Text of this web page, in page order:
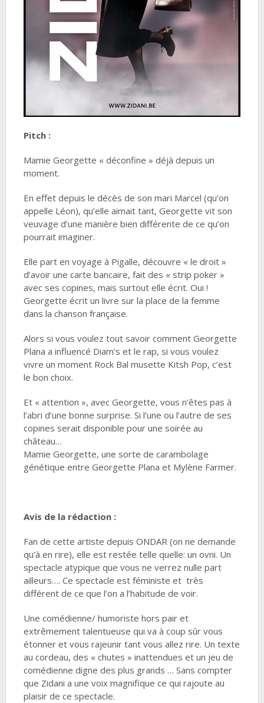
Pitch :
Mamie Georgette « déconfine » déjà depuis un
moment.
En effet depuis le décès de son mari Marcel (qu’on
appelle Léon), qu’elle aimait tant, Georgette vit son
veuvage d’une manière bien différente de ce qu’on
pourrait imaginer.
Elle part en voyage à Pigalle, découvre « le droit »
d’avoir une carte bancaire, fait des « strip poker »
avec ses copines, mais surtout elle écrit. Oui !
Georgette écrit un livre sur la place de la femme
dans la chanson française.
Alors si vous voulez tout savoir comment Georgette
Plana a influencé Diam’s et le rap, si vous voulez
vivre un moment Rock Bal musette Kitsh Pop, c’est
le bon choix.
Et « attention », avec Georgette, vous n’êtes pas à
l’abri d’une bonne surprise. Si l’une ou l’autre de ses
copines serait disponible pour une soirée au
château…
Mamie Georgette, une sorte de carambolage
génétique entre Georgette Plana et Mylène Farmer.
Avis de la rédaction :
Fan de cette artiste depuis ONDAR (on ne demande
qu’à en rire), elle est restée telle quelle: un ovni. Un
spectacle atypique que vous ne verrez nulle part
ailleurs…. Ce spectacle est féministe et très
différent de ce que l’on a l’habitude de voir.
Une comédienne/ humoriste hors pair et
extrêmement talentueuse qui va à coup sûr vous
étonner et vous rajeunir tant vous allez rire. Un texte
au cordeau, des « chutes » inattendues et un jeu de
comédienne digne des plus grands … Sans compter
que Zidani a une voix magnifique ce qui rajoute au
plaisir de ce spectacle.